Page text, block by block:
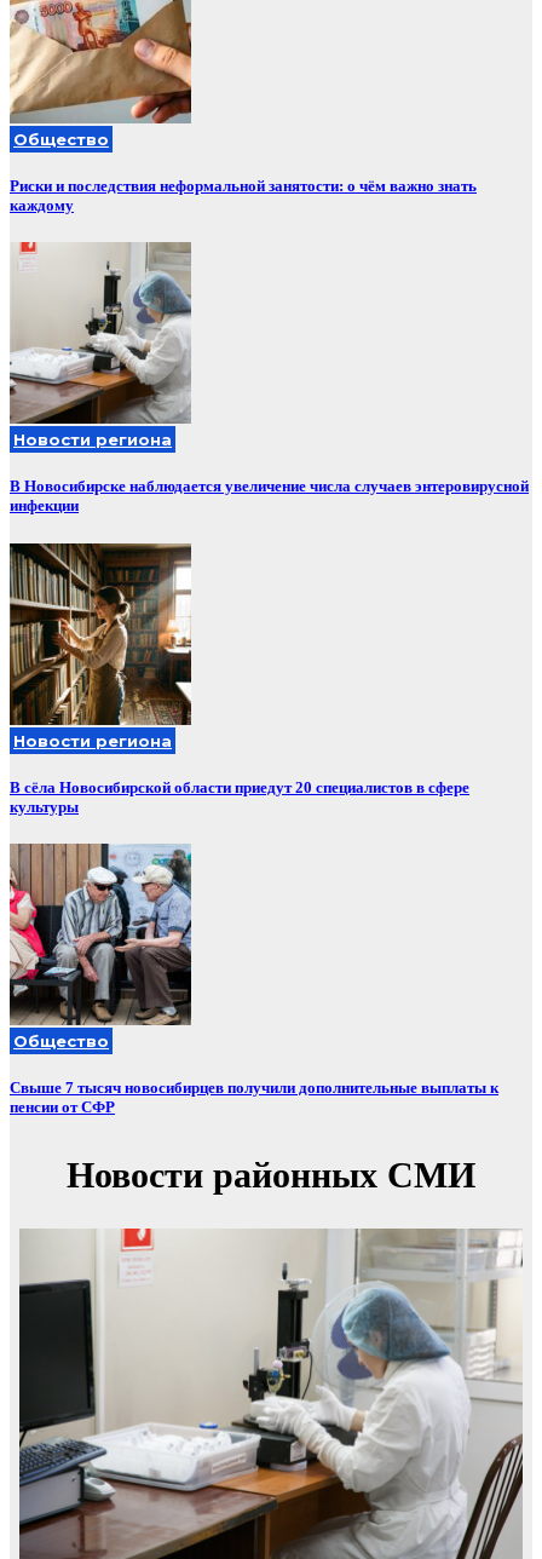
Общество
Риски и последствия неформальной занятости: о чём важно знать
каждому
Новости региона
В Новосибирске наблюдается увеличение числа случаев энтеровирусной
инфекции
Новости региона
В сёла Новосибирской области приедут 20 специалистов в сфере
культуры
Общество
Свыше 7 тысяч новосибирцев получили дополнительные выплаты к
пенсии от СФР